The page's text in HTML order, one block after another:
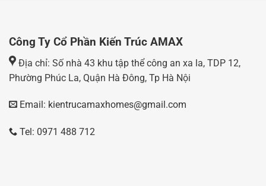
Công Ty Cổ Phần Kiến Trúc AMAX
Địa chỉ: Số nhà 43 khu tập thể công an xa la, TDP 12,
Phường Phúc La, Quận Hà Đông, Tp Hà Nội
Email: kientrucamaxhomes@gmail.com
Tel: 0971 488 712